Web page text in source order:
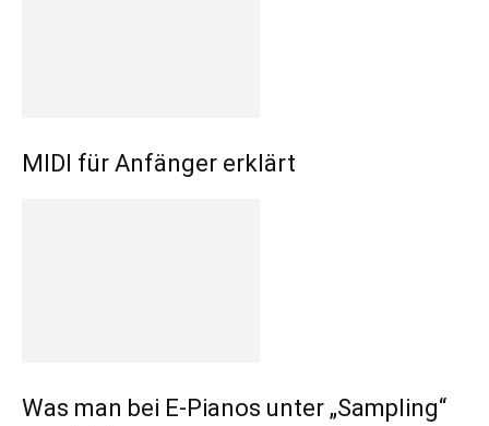
MIDI für Anfänger erklärt
Was man bei E-Pianos unter „Sampling“